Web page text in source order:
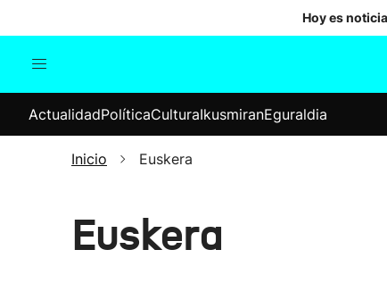
Hoy es noticia
Internacional
Elecciones
ActualidadPolíticaCulturaIkusmiranEguraldia
Inicio Euskera
Euskera